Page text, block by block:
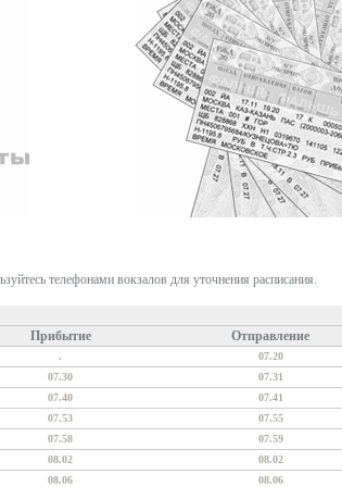
телефонами вокзалов для уточнения расписания.
Прибытие Отправление
.
07.20
07.30
07.31
07.40
07.41
07.53
07.55
07.58
07.59
08.02
08.02
08.06
08.06